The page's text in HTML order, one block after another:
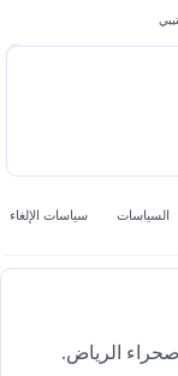
السياسات سياسات الإلغاء
الرياض.